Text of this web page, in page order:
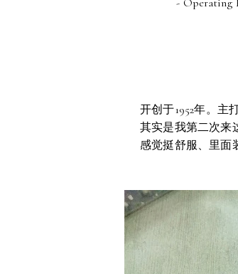
- Operating
开创于1952年。主
其实是我第二次来
感觉挺舒服、里面